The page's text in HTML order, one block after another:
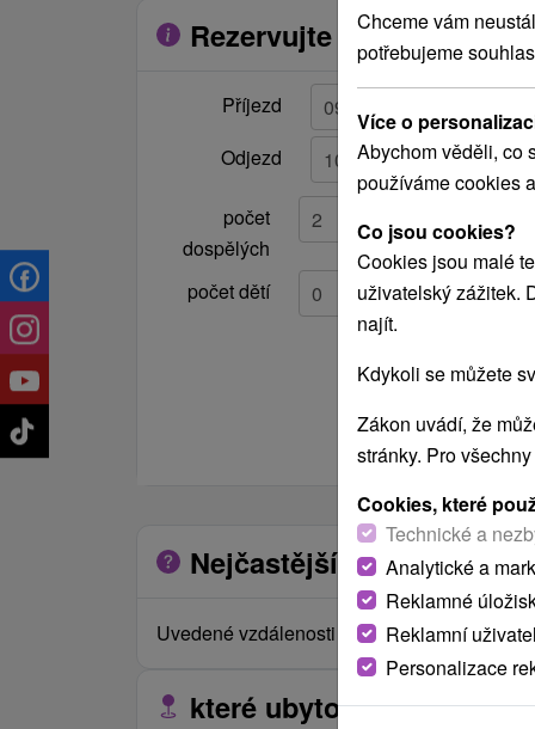
plazmový televízor v izbách,
Rezervujte si pobyt
Příjezd
Odjezd
počet
dospělých
počet dětí
Nejčastější otázky o
Uvedené vzdálenosti jsou měřeny
které ubytovací zařízení
Chceme vám
potřebujeme
Více o
Abychom věděli, co
používáme cookies
Co jsou cookies?
Cookies jsou malé
uživatelský zážitek.
najít.
Kdykoli se můžete
Zákon uvádí, že
stránky. Pro
Cookies, které
Technické a
Analytické a
Reklamné
Reklamní
Personalizace